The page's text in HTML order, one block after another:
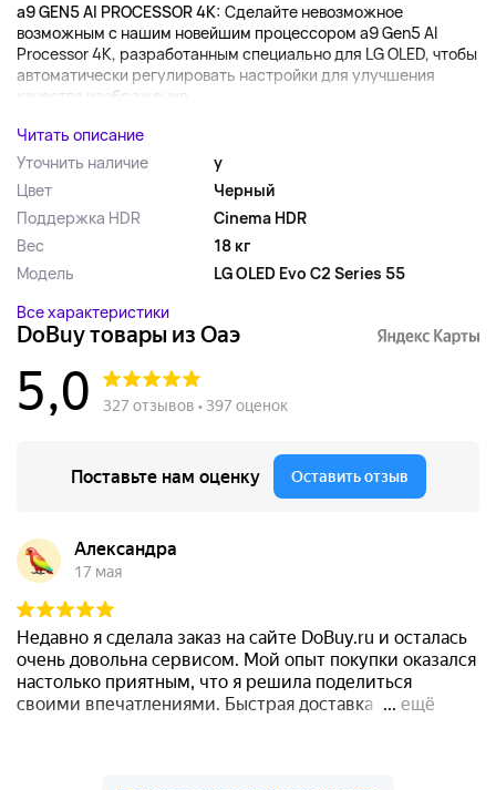
a9 GEN5 AI PROCESSOR 4K: Сделайте невозможное
возможным с нашим новейшим процессором a9 Gen5 AI
Processor 4K, разработанным специально для LG OLED, чтобы
автоматически регулировать настройки для улучшения
качества изображения...
Читать описание
Уточнить наличие
y
Цвет
Черный
Поддержка HDR
Cinema HDR
Вес
18 кг
Модель
LG OLED Evo C2 Series 55
Все характеристики